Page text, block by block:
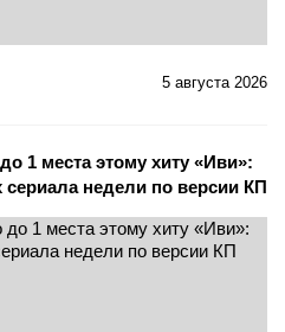
5 августа 2026
1 места этому хиту «Иви»:
недели по версии КП